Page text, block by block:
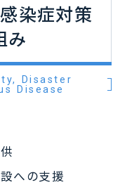
染症対策
み
Disaster
Disease
への支援